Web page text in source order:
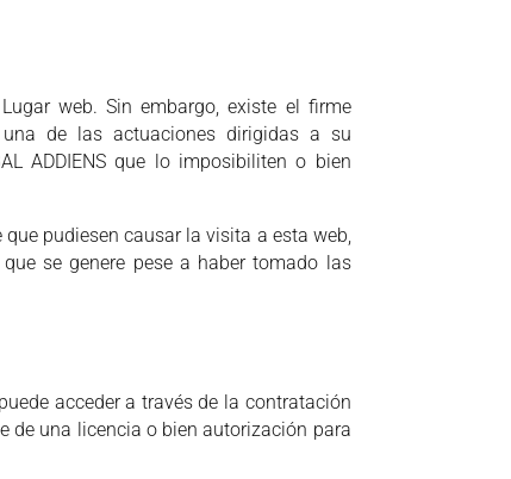
web. Sin embargo, existe el firme
de las actuaciones dirigidas a su
ADDIENS que lo imposibiliten o bien
que pudiesen causar la visita a esta web,
se genere pese a haber tomado las
acceder a través de la contratación
de una licencia o bien autorización para